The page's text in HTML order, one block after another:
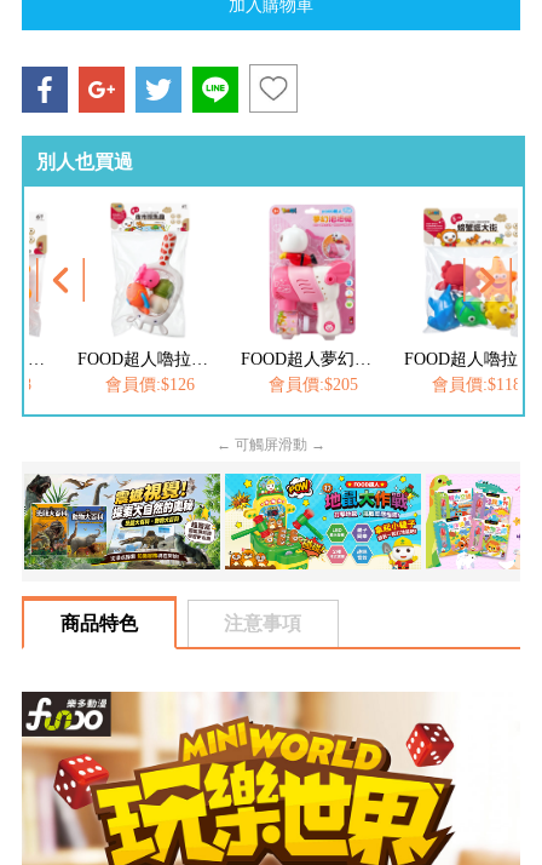
別人也買過
會員價:$126
會員價:$205
會員價:$118
← 可觸屏滑動 →
商品特色 注意事項